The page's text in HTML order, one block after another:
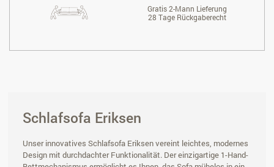
Gratis 2-Mann Lieferung
28 Tage Rückgaberecht
Schlafsofa Eriksen
Unser innovatives Schlafsofa Eriksen vereint leichtes, modernes
Design mit durchdachter Funktionalität. Der einzigartige 1-Hand-